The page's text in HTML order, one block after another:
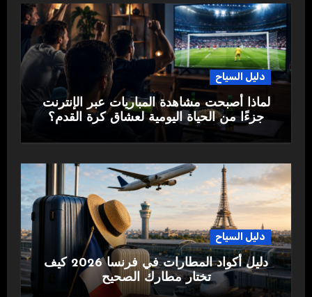
دليل السياح
لماذا أصبحت مشاهدة المباريات عبر الإنترنت
جزءًا من الحياة اليومية لعشاق كرة القدم؟
دليل السياح
دليل أكواد المطارات في فرنسا 2026 كيف
تختار مطارك الصحيح